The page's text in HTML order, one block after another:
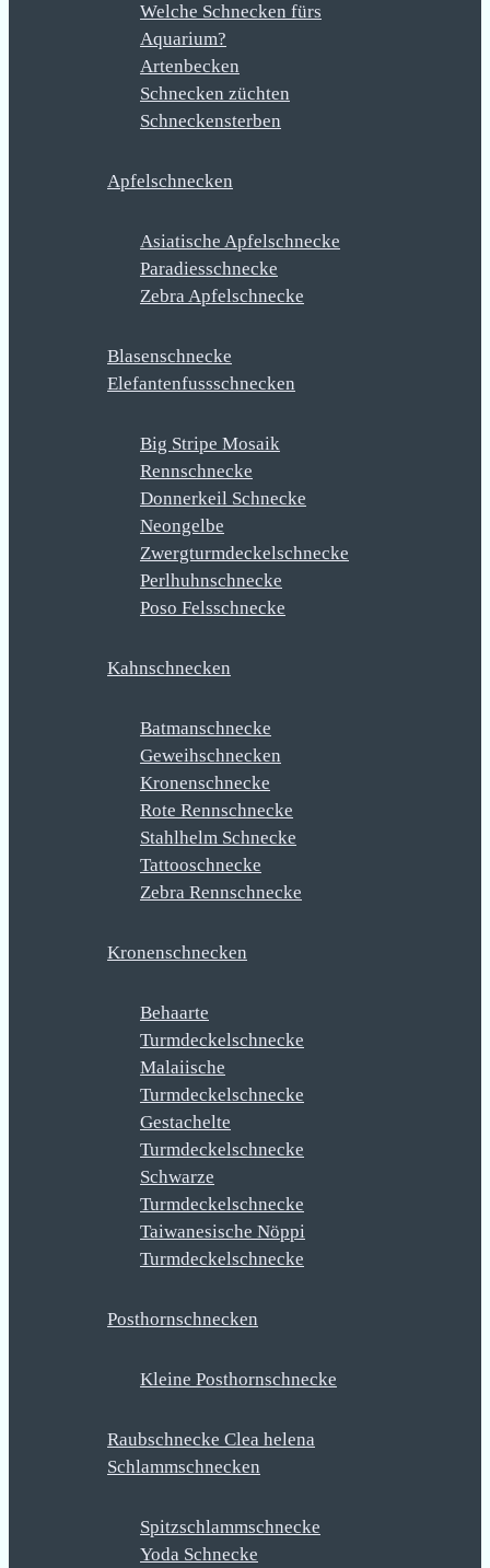
Welche Schnecken fürs
Aquarium?
Artenbecken
Schnecken züchten
Schneckensterben
Apfelschnecken
Asiatische Apfelschnecke
Paradiesschnecke
Zebra Apfelschnecke
Blasenschnecke
Elefantenfussschnecken
Big Stripe Mosaik
Rennschnecke
Donnerkeil Schnecke
Neongelbe
Zwergturmdeckelschnecke
Perlhuhnschnecke
Poso Felsschnecke
Kahnschnecken
Batmanschnecke
Geweihschnecken
Kronenschnecke
Rote Rennschnecke
Stahlhelm Schnecke
Tattooschnecke
Zebra Rennschnecke
Kronenschnecken
Behaarte
Turmdeckelschnecke
Malaiische
Turmdeckelschnecke
Gestachelte
Turmdeckelschnecke
Schwarze
Turmdeckelschnecke
Taiwanesische Nöppi
Turmdeckelschnecke
Posthornschnecken
Kleine Posthornschnecke
Raubschnecke Clea helena
Schlammschnecken
Spitzschlammschnecke
Yoda Schnecke